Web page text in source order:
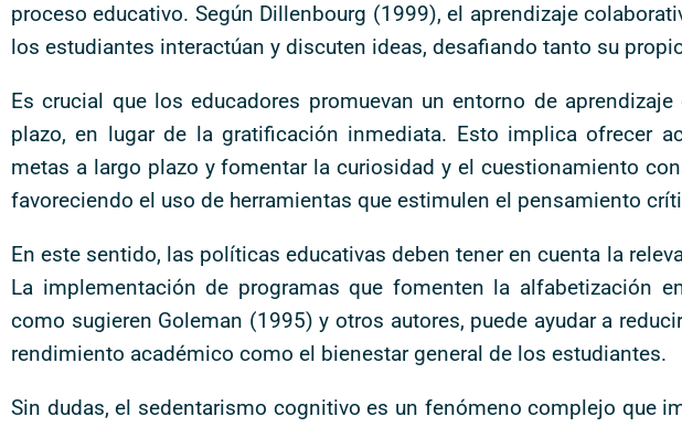
proceso educativo. Según Dillenbourg (1999), el aprendizaje
los estudiantes interactúan y discuten ideas, desafiando tanto su
Es crucial que los educadores promuevan un entorno de
plazo, en lugar de la gratificación inmediata. Esto implica ofrecer
metas a largo plazo y fomentar la curiosidad y el cuestionamiento
favoreciendo el uso de herramientas que estimulen el pensamiento
En este sentido, las políticas educativas deben tener en cuenta la
La implementación de programas que fomenten la alfabetización
como sugieren Goleman (1995) y otros autores, puede ayudar a
rendimiento académico como el bienestar general de los estudiantes.
Sin dudas, el sedentarismo cognitivo es un fenómeno complejo que